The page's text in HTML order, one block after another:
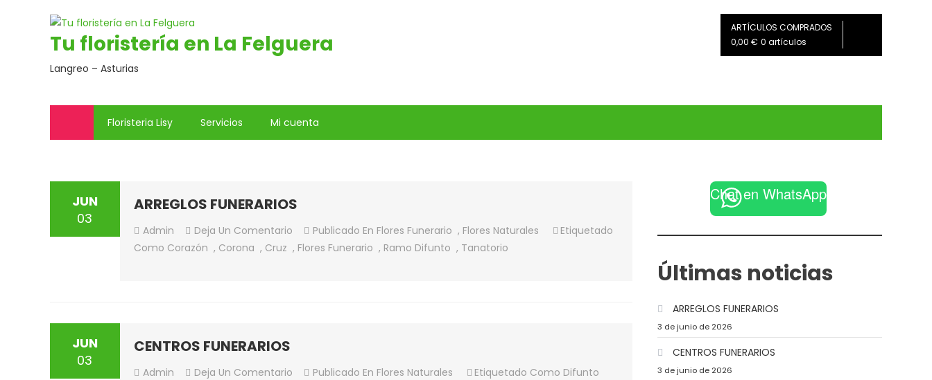
Tu floristería en La Felguera
Langreo – Asturias
ARTÍCULOS COMPRADOS
0,00 € 0 artículos
Floristeria Lisy Servicios Mi cuenta
JUN
03
ARREGLOS FUNERARIOS
Admin Deja Un ComentarioEn
ARREGLOS
Publicado En Flores Funerario , Flores Naturales
Etiquetado
Como Corazón , Corona , Cruz , Flores Funerario , Ramo Difunto , Tanatorio
JUN
03
CENTROS FUNERARIOS
Admin Deja Un ComentarioEn
Publicado En Flores Naturales Etiquetado Como Difunto
Chat en WhatsApp
Últimas noticias
ARREGLOS FUNERARIOS
3 de junio de 2026
CENTROS FUNERARIOS
3 de junio de 2026